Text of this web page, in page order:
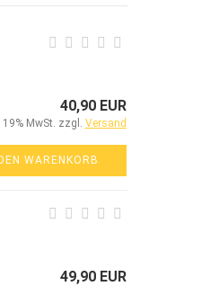
40,90 EUR
19% MwSt. zzgl. Versand
WARENKORB
49,90 EUR